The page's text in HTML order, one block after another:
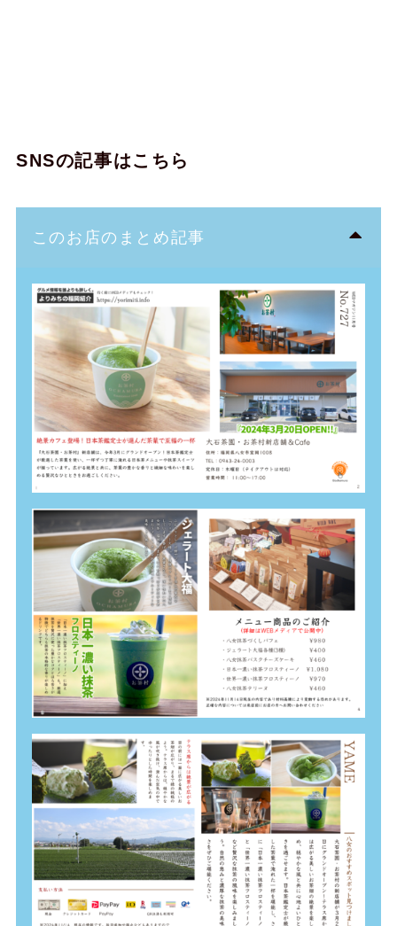
SNSの記事はこちら
このお店のまとめ記事